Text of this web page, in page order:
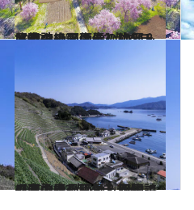
2022.4.15
【春の絶景画像】中部・北陸エリアの春の絶景＆風物詩の画像(52点)をチェック！
旅＆お出かけ
2022.4.13
【春の絶景画像】四国エリアの春の絶景＆風物詩の画像(23点)をチェック！
旅＆お出かけ